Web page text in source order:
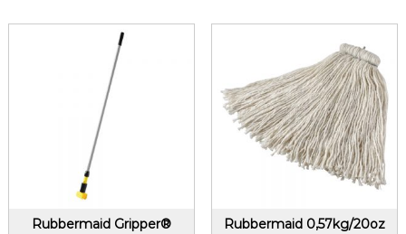
Rubbermaid Gripper®
Rubbermaid 0,57kg/20oz